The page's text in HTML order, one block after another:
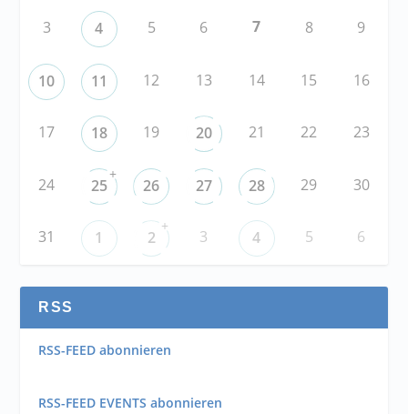
3 4 5 6 7 8 9
10 11 12 13 14 15 16
17 18 19 20 21 22 23
24 25
+
26 27 28 29 30
31 1 2
+
3 4 5 6
RSS
RSS-FEED abonnieren
RSS-FEED EVENTS abonnieren